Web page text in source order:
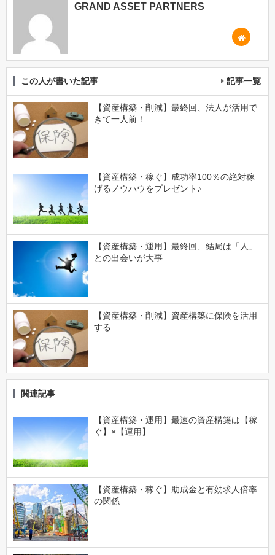
GRAND ASSET PARTNERS
この人が書いた記事 記事一覧
【資産構築・削減】最終回、法人が活用で
きて一人前！
【資産構築・稼ぐ】成功率100％の絶対稼
げるノウハウをプレゼント♪
【資産構築・運用】最終回、結局は「人」
との出会いが大事
【資産構築・削減】資産構築に保険を活用
する
関連記事
【資産構築・運用】最速の資産構築は【稼
ぐ】×【運用】
【資産構築・稼ぐ】助成金と有効求人倍率
の関係